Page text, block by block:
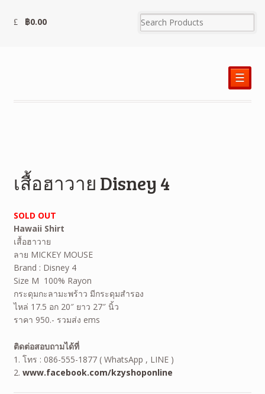
฿0.00
☰
เสื้อฮาวาย Disney 4
SOLD OUT
Hawaii Shirt
เสื้อฮาวาย
ลาย MICKEY MOUSE
Brand : Disney 4
Size M 100% Rayon
กระดุมกะลามะพร้าว มีกระดุมสำรอง
ไหล่ 17.5 อก 20″ ยาว 27″ นิ้ว
ราคา 950.- รวมส่ง ems
ติดต่อสอบถามได้ที่
1. โทร : 086-555-1877 ( WhatsApp , LINE )
2. www.facebook.com/kzyshoponline